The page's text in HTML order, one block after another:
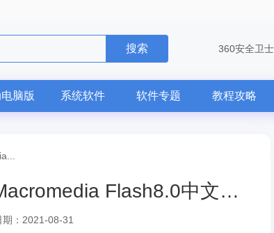
搜索 360安全卫士
脑版 系统软件 软件专题 教程攻略
Macromedia Flash8.0怎么导入音乐-Macromedia Flash8.0中文版导入音乐的方法
期：2021-08-31